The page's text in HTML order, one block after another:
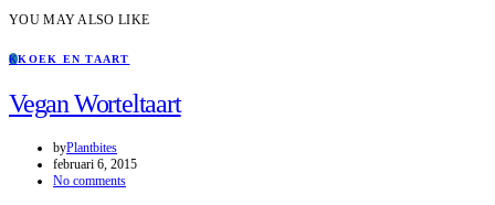
YOU MAY ALSO LIKE
KKOEK EN TAART
Vegan Worteltaart
byPlantbites
februari 6, 2015
No comments